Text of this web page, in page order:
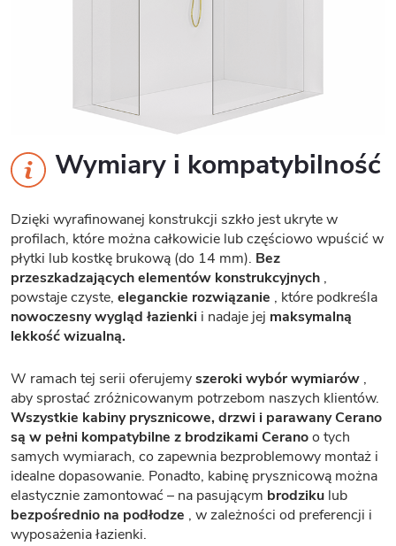
Wymiary i kompatybilność
Dzięki wyrafinowanej konstrukcji szkło jest ukryte w
profilach, które można całkowicie lub częściowo wpuścić w
płytki lub kostkę brukową (do 14 mm). Bez
przeszkadzających elementów konstrukcyjnych ,
powstaje czyste, eleganckie rozwiązanie , które podkreśla
nowoczesny wygląd łazienki i nadaje jej maksymalną
lekkość wizualną.
W ramach tej serii oferujemyszeroki wybór wymiarów ,
aby sprostać zróżnicowanym potrzebom naszych klientów.
Wszystkie kabiny prysznicowe, drzwi i parawany Cerano
są w pełni kompatybilne z brodzikami Ceranoo tych
samych wymiarach, co zapewnia bezproblemowy montaż i
idealne dopasowanie. Ponadto, kabinę prysznicową można
elastycznie zamontować – na pasującym brodziku lub
bezpośrednio na podłodze , w zależności od preferencji i
wyposażenia łazienki.